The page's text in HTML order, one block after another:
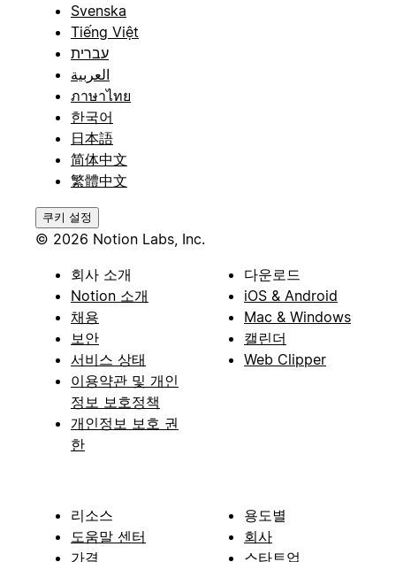
Svenska
Tiếng Việt
עברית
العربية
ภาษาไทย
한국어
日本語
简体中文
繁體中文
쿠키 설정
© 2026 Notion Labs, Inc.
회사 소개
Notion 소개
채용
보안
서비스 상태
이용약관 및 개인
정보 보호정책
개인정보 보호 권
한
다운로드
iOS & Android
Mac & Windows
캘린더
Web Clipper
리소스
도움말 센터
가격
용도별
회사
스타트업